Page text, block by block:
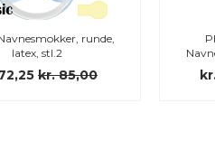
runde,
latex, stl.2
kr. 85,00